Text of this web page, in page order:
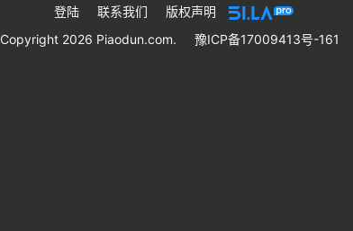
登陆 联系我们
版权声明
Copyright 2026 Piaodun.com.
豫ICP备17009413号-161